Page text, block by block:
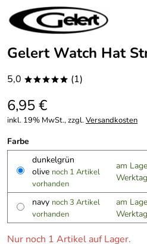
Gelert Watch Hat
5,0 ***** (1)
6,95 €
inkl. 19% MwSt., zzgl.Versandkosten
Farbe
dunkelgrün
olive noch 1 Artikel
vorhanden
am
navy noch 3 Artikel
vorhanden
am
Nur noch 1 Artikel auf Lager.